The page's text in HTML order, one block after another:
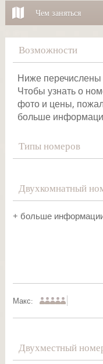
Чем заняться
Возможности
Ниже перечислены
Чтобы узнать о
фото и цены,
больше
Типы номеров
Двухкомнатный
+ больше
Макс:
Двухместный